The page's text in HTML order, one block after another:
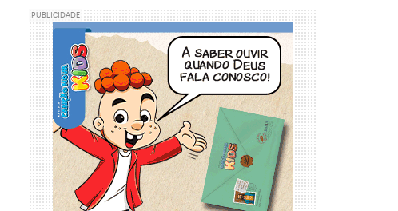
PUBLICIDADE